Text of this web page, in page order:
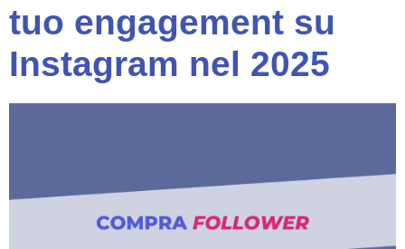
tuo engagement su
Instagram nel 2025